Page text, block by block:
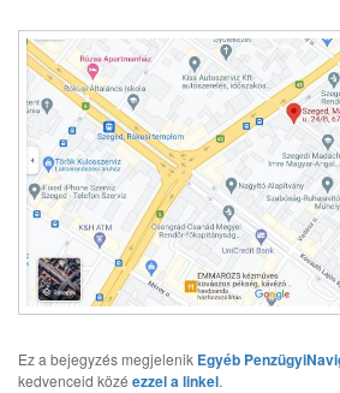
Ez a bejegyzés megjelenik Egyéb
kedvenceid közé ezzel a linkel.